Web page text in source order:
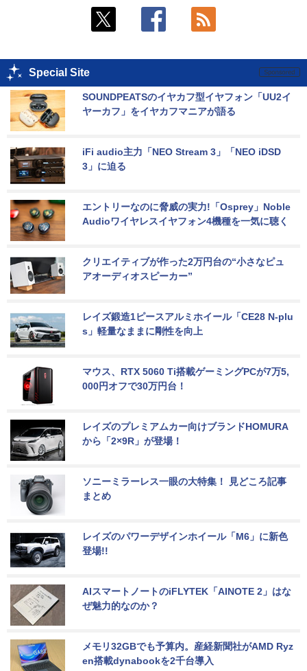
Special Site
SOUNDPEATSのイヤカフ型イヤフォン「UU2イ
ヤーカフ」をイヤカフマニアが語る
iFi audio主力「NEO Stream 3」「NEO iDSD
3」に迫る
エントリーなのに脅威の実力!「Osprey」Noble
Audioワイヤレスイヤフォン4機種を一気に聴く
クリエイティブが作った2万円台の“小さなピュ
アオーディオスピーカー”
レイズ鍛造1ピースアルミホイール「CE28 N-plu
s」軽量なままに剛性を向上
マウス、RTX 5060 Ti搭載ゲーミングPCが7万5,
000円オフで30万円台！
レイズのプレミアムカー向けブランドHOMURA
から「2×9R」が登場！
ソニーミラーレス一眼の大特集！ 見どころ記事
まとめ
レイズのパワーデザインホイール「M6」に新色
登場!!
AIスマートノートのiFLYTEK「AINOTE 2」はな
ぜ魅力的なのか？
メモリ32GBでも予算内。産経新聞社がAMD Ryz
en搭載dynabookを2千台導入